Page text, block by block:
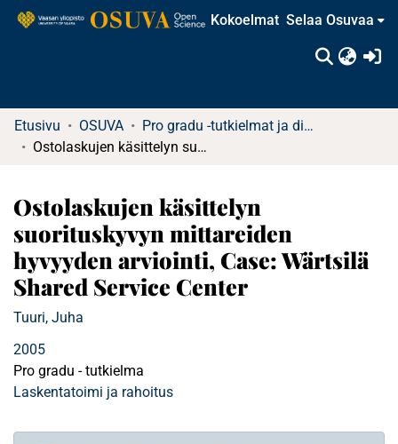
Kokoelmat Selaa Osuvaa
Etusivu OSUVA
Pro gradu -tutkielmat ja diplomityöt
Ostolaskujen käsittelyn suorituskyvyn mittareiden hyvyyden arviointi, Case: Wärtsilä Shared Service Center
Ostolaskujen käsittelyn
suorituskyvyn mittareiden
hyvyyden arviointi, Case: Wärtsilä
Shared Service Center
Tuuri, Juha
2005
Pro gradu - tutkielma
Laskentatoimi ja rahoitus